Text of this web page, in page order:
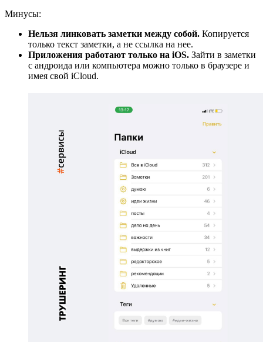
Минусы:
Нельзя линковать заметки между собой. Копируется
только текст заметки, а не ссылка на нее.
Приложения работают только на iOS. Зайти в заметки
с андроида или компьютера можно только в браузере и
имея свой iCloud.